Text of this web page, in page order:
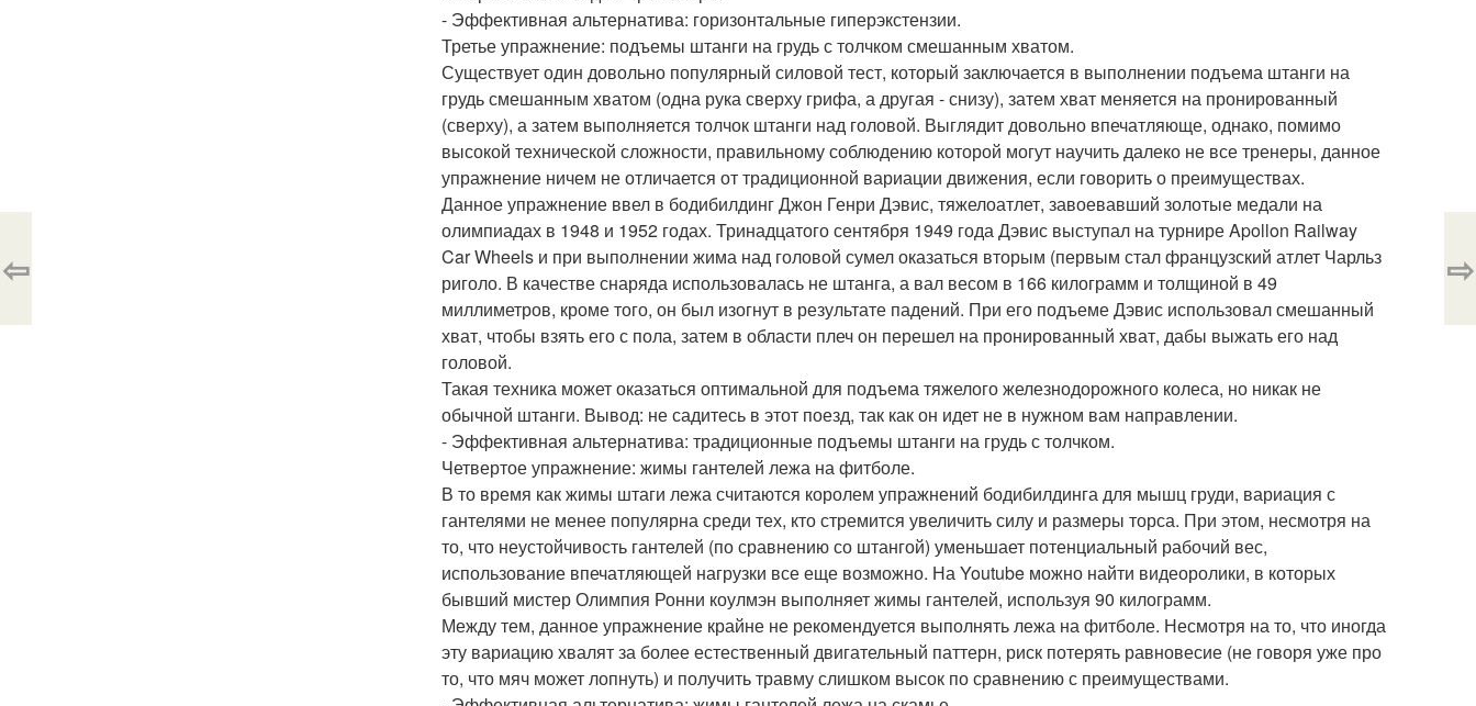
- Эффективная альтернатива: горизонтальные гиперэкстензии.
Третье упражнение: подъемы штанги на грудь с толчком смешанным хватом.
Существует один довольно популярный силовой тест, который заключается в выполнении подъема штанги на
грудь смешанным хватом (одна рука сверху грифа, а другая - снизу), затем хват меняется на пронированный
(сверху), а затем выполняется толчок штанги над головой. Выглядит довольно впечатляюще, однако, помимо
высокой технической сложности, правильному соблюдению которой могут научить далеко не все тренеры, данное
упражнение ничем не отличается от традиционной вариации движения, если говорить о преимуществах.
Данное упражнение ввел в бодибилдинг Джон Генри Дэвис, тяжелоатлет, завоевавший золотые медали на
олимпиадах в 1948 и 1952 годах. Тринадцатого сентября 1949 года Дэвис выступал на турнире Apollon Railway
Car Wheels и при выполнении жима над головой сумел оказаться вторым (первым стал французский атлет Чарльз
риголо. В качестве снаряда использовалась не штанга, а вал весом в 166 килограмм и толщиной в 49
миллиметров, кроме того, он был изогнут в результате падений. При его подъеме Дэвис использовал смешанный
хват, чтобы взять его с пола, затем в области плеч он перешел на пронированный хват, дабы выжать его над
головой.
Такая техника может оказаться оптимальной для подъема тяжелого железнодорожного колеса, но никак не
обычной штанги. Вывод: не садитесь в этот поезд, так как он идет не в нужном вам направлении.
- Эффективная альтернатива: традиционные подъемы штанги на грудь с толчком.
Четвертое упражнение: жимы гантелей лежа на фитболе.
В то время как жимы штаги лежа считаются королем упражнений бодибилдинга для мышц груди, вариация с
гантелями не менее популярна среди тех, кто стремится увеличить силу и размеры торса. При этом, несмотря на
то, что неустойчивость гантелей (по сравнению со штангой) уменьшает потенциальный рабочий вес,
использование впечатляющей нагрузки все еще возможно. На Youtube можно найти видеоролики, в которых
бывший мистер Олимпия Ронни коулмэн выполняет жимы гантелей, используя 90 килограмм.
Между тем, данное упражнение крайне не рекомендуется выполнять лежа на фитболе. Несмотря на то, что иногда
эту вариацию хвалят за более естественный двигательный паттерн, риск потерять равновесие (не говоря уже про
то, что мяч может лопнуть) и получить травму слишком высок по сравнению с преимуществами.
⇦ ⇨